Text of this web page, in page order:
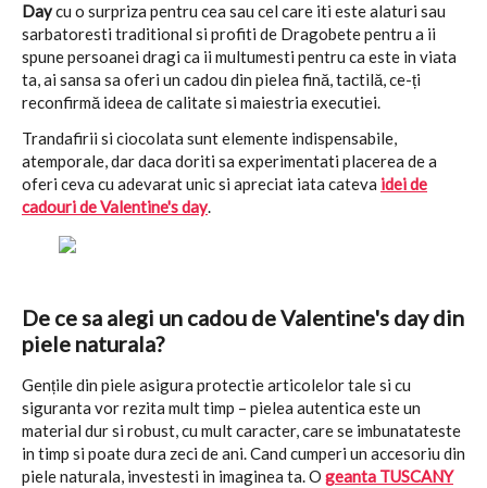
Daycu o surpriza pentru cea sau cel care iti este alaturi sau
sarbatoresti traditional si profiti de Dragobete pentru a ii
spune persoanei dragi ca ii multumesti pentru ca este in viata
ta, ai sansa sa oferi un cadou din pielea fină, tactilă, ce-ți
reconfirmă ideea de calitate si maiestria executiei.
Trandafirii si ciocolata sunt elemente indispensabile,
atemporale, dar daca doriti sa experimentati placerea de a
oferi ceva cu adevarat unic si apreciat iata cateva idei de
cadouri de Valentine's day.
De ce sa alegi un cadou de Valentine's day din
piele naturala?
Gențile din piele asigura protectie articolelor tale si cu
siguranta vor rezita mult timp – pielea autentica este un
material dur si robust, cu mult caracter, care se imbunatateste
in timp si poate dura zeci de ani. Cand cumperi un accesoriu din
piele naturala, investesti in imaginea ta. O geanta TUSCANY